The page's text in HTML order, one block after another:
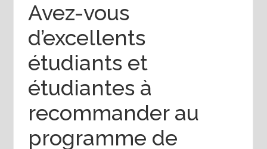
Avez-vous
d’excellents
étudiants et
étudiantes à
recommander au
programme de